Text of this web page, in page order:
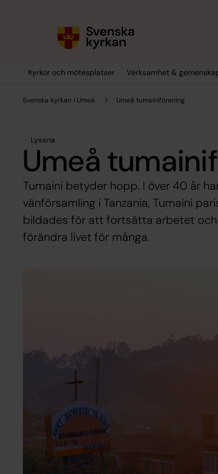
Kyrkor och mötesplatser Verksamhet &
Svenska kyrkan i Umeå Umeå tumainiförening
Lyssna
Umeå
Tumaini betyder hopp. I över 40 år
vänförsamling i Tanzania, Tumaini
bildades för att fortsätta arbetet och
förändra livet för många.